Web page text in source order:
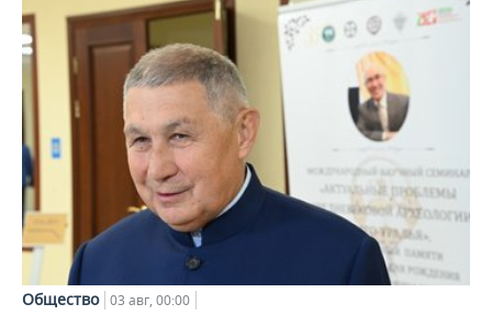
Общество 03 авг, 00:00